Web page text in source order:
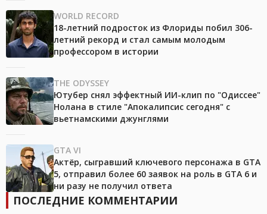
WORLD RECORD
18-летний подросток из Флориды побил 306-
летний рекорд и стал самым молодым
профессором в истории
THE ODYSSEY
Ютубер снял эффектный ИИ-клип по "Одиссее"
Нолана в стиле "Апокалипсис сегодня" с
вьетнамскими джунглями
GTA VI
Актёр, сыгравший ключевого персонажа в GTA
5, отправил более 60 заявок на роль в GTA 6 и
ни разу не получил ответа
ПОСЛЕДНИЕ КОММЕНТАРИИ